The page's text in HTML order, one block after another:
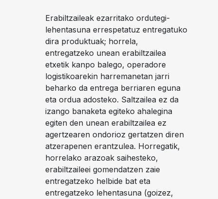
Erabiltzaileak ezarritako ordutegi-
lehentasuna errespetatuz entregatuko
dira produktuak; horrela,
entregatzeko unean erabiltzailea
etxetik kanpo balego, operadore
logistikoarekin harremanetan jarri
beharko da entrega berriaren eguna
eta ordua adosteko. Saltzailea ez da
izango banaketa egiteko ahalegina
egiten den unean erabiltzailea ez
agertzearen ondorioz gertatzen diren
atzerapenen erantzulea. Horregatik,
horrelako arazoak saihesteko,
erabiltzaileei gomendatzen zaie
entregatzeko helbide bat eta
entregatzeko lehentasuna (goizez,